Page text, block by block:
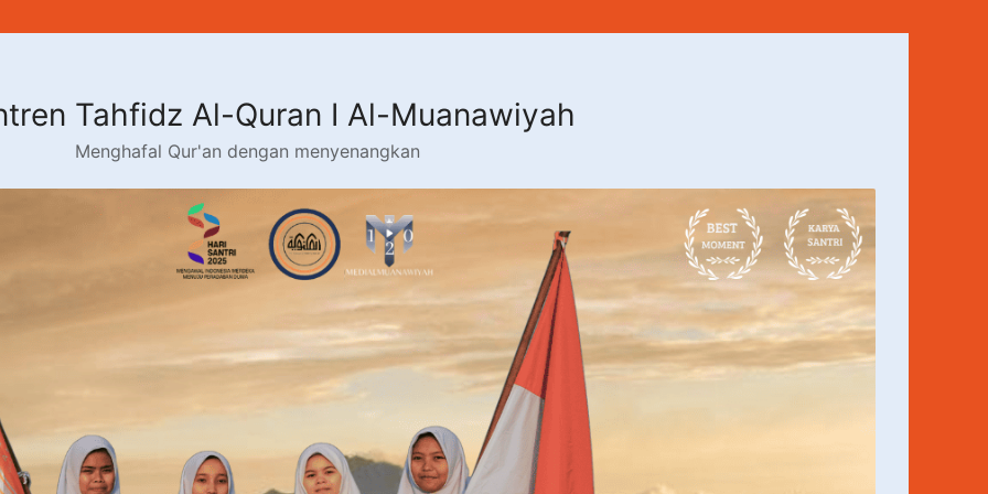
Tahfidz Al-Quran I Al-Muanawiyah
Menghafal Qur'an dengan menyenangkan